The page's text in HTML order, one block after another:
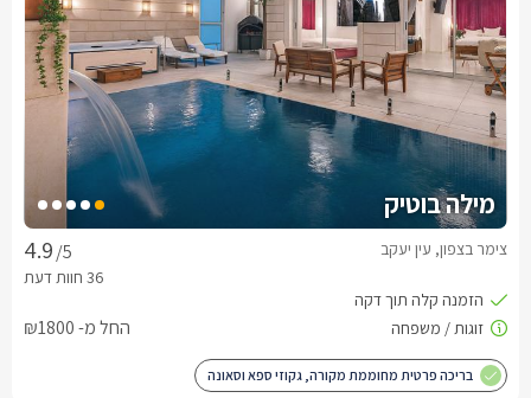
מילה בוטיק
/5 צימר בצפון, עין יעקב
החל מ- ₪1800
בריכה פרטית מחוממת מקורה, גקוזי ספא וסאונה